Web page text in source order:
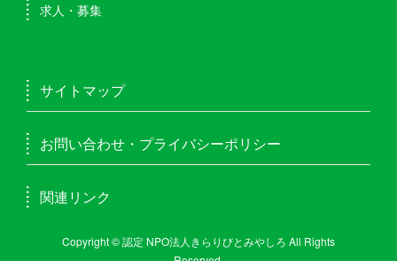
求人・募集
サイトマップ
お問い合わせ・プライバシーポリシー
関連リンク
Copyright © 認定 NPO法人きらりびとみやしろ All Rights